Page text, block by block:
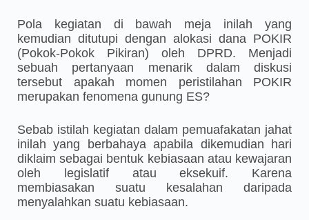
Pola kegiatan di bawah meja inilah yang
kemudian ditutupi dengan alokasi dana POKIR
(Pokok-Pokok Pikiran) oleh DPRD. Menjadi
sebuah pertanyaan menarik dalam diskusi
tersebut apakah momen peristilahan POKIR
merupakan fenomena gunung ES?
Sebab istilah kegiatan dalam pemuafakatan jahat
inilah yang berbahaya apabila dikemudian hari
diklaim sebagai bentuk kebiasaan atau kewajaran
oleh legislatif atau eksekuif. Karena
membiasakan suatu kesalahan daripada
menyalahkan suatu kebiasaan.